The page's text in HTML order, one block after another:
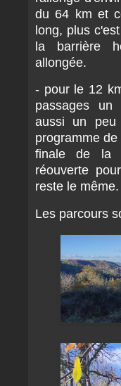
du 64 km et
long, plus
la barrière
allongée.
- pour le 12
passages
aussi un peu
programme
finale de la
réouverte
reste le même.
Les parcours